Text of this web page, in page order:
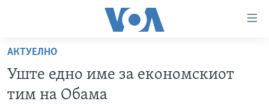
пристапност
Премини
на
главната
АКТУЕЛНО
Уште едно име за економскиот
тим на Обама